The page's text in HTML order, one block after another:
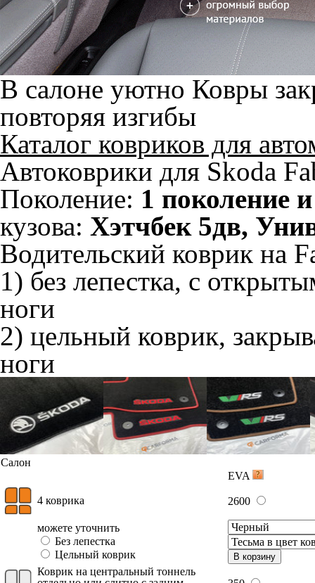
В салоне уютно Ковры
повторяя изгибы
Каталог ковриков для
Автоковрики для Skoda
Поколение: 1 поколение
кузова: Хэтчбек 5дв,
Водительский коврик на
1) без лепестка, с
ноги
2) цельный коврик,
ноги
Салон
EVA
4 коврика 2600
можете уточнить
Без лепестка
Цельный коврик
В корзину
Коврик на центральный тоннель